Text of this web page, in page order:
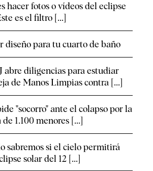
hacer fotos o vídeos del eclipse
es el filtro [...]
diseño para tu cuarto de baño
abre diligencias para estudiar
de Manos Limpias contra [...]
"socorro" ante el colapso por la
1.100 menores [...]
sabremos si el cielo permitirá
solar del 12 [...]